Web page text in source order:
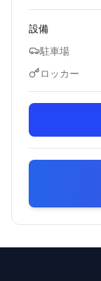
設備
駐車場
ロッカー